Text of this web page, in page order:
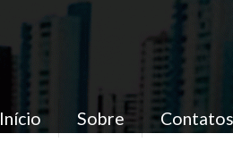
Início Sobre Contatos